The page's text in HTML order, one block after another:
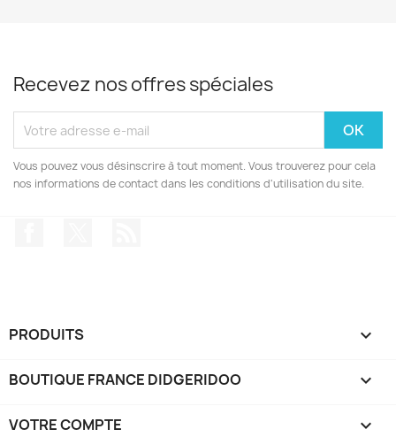
Recevez nos offres spéciales
Vous pouvez vous désinscrire à tout moment. Vous trouverez pour cela
nos informations de contact dans les conditions d'utilisation du site.
PRODUITS 
BOUTIQUE FRANCE DIDGERIDOO 
VOTRE COMPTE 